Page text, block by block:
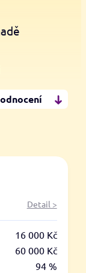
Detail >
16 000 Kč
60 000 Kč
94 %